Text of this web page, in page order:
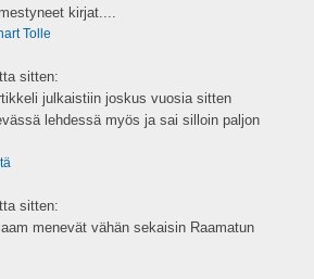
kirjat....
Tolle
sitten:
julkaistiin joskus vuosia sitten
lehdessä myös ja sai silloin paljon
sitten:
menevät vähän sekaisin Raamatun